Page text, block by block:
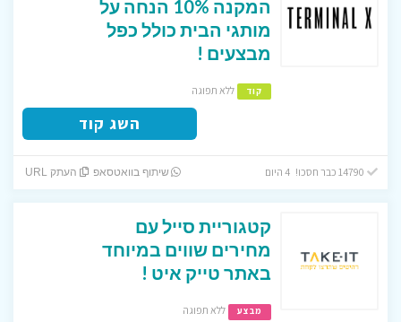
המקנה 10% הנחה על
מותגי הבית כולל כפל
מבצעים !
קוד ללא תפוגה
השג קוד
שיתוף בוואטסאפ העתק URL
קטגוריית סייל עם
מחירים שווים במיוחד
באתר טייק איט !
מבצע ללא תפוגה